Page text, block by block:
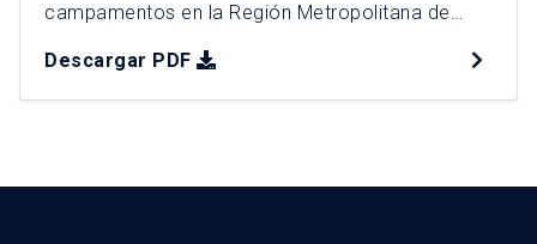
campamentos en la Región Metropolitana de
desalojos y del cambio de criterio adoptado por
la Corte Suprema desde 2022. Mediante un
entrevistas […]
Descargar PDF